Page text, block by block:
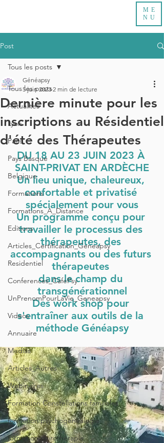
ME
NU
Post
Tous les posts
Actualites
Lyon
Paris
Pays Basque
Belgique
Formations
Formations_A_Distance
Editions
Articles_Certification_Geneapsy
Residentiel
Conferences_CafePsy
UnPrenomPourLaVie_Geneapsy
Videos
Annuaire
Medias
Articles_Autres
Webinaires
Formation Constellations familiales
formation psychogénéalogie
formation onirothérapie
Tous les posts
Dernière minute pour les
inscriptions au Résidentiel
d'été des Thérapeutes
Généapsy
5 juin 2023 2 min de lecture
DU 18 AU 23 JUIN 2023 À
SAINT-PRIVAT EN ARDÈCHE
Un lieu unique, chaleureux,
confortable et privatisé
spécialement pour vous
Un programme conçu pour
travailler le processus des
thérapeutes, des
accompagnants ou des futurs
thérapeutes
dans le champ du
transgénérationnel
Des work shop pour
s'entraîner aux outils de la
méthode Généapsy